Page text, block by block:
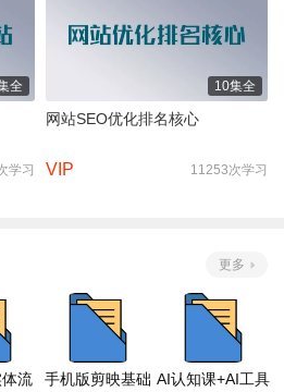
全
学习
10集全
网站SEO优化排名核心
VIP 11253次学习
更多
流
手机版剪映基础 AI认知课+AI工具